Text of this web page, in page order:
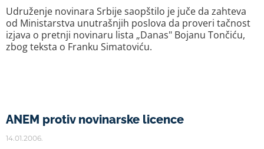
Udruženje novinara Srbije saopštilo je juče da zahteva
od Ministarstva unutrašnjih poslova da proveri tačnost
izjava o pretnji novinaru lista „Danas" Bojanu Tončiću,
zbog teksta o Franku Simatoviću.
ANEM protiv novinarske licence
14.01.2006.